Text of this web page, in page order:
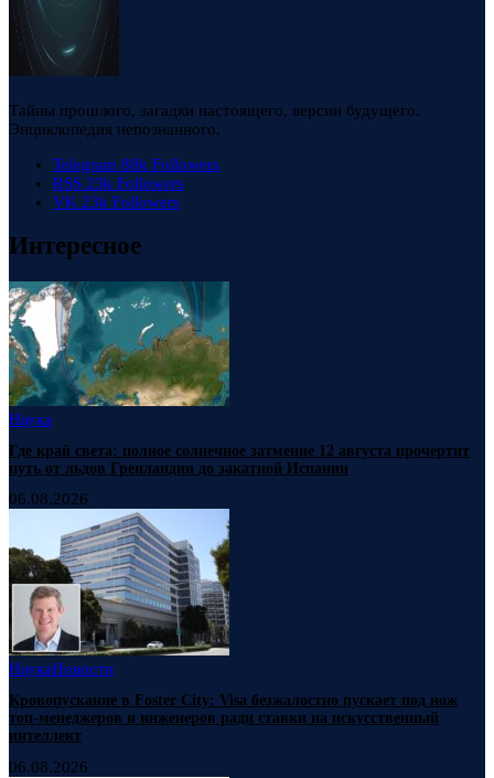
Тайны прошлого, загадки настоящего, версии будущего.
Энциклопедия непознанного.
Telegram 88k Followers
RSS 23k Followers
VK 23k Followers
Интересное
Наука
Где край света: полное солнечное затмение 12 августа прочертит
путь от льдов Гренландии до закатной Испании
06.08.2026
НаукаНовости
Кровопускание в Foster City: Visa безжалостно пускает под нож
топ-менеджеров и инженеров ради ставки на искусственный
интеллект
06.08.2026